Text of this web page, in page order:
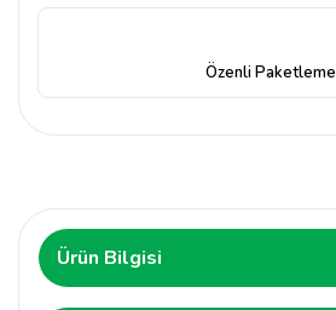
Özenli Paketleme
Ürün Bilgisi